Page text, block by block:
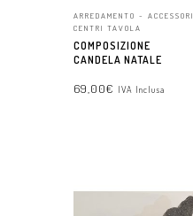
ARREDAMENTO - ACCESSORI
CENTRI TAVOLA
COMPOSIZIONE
CANDELA NATALE
69,00€ IVA Inclusa